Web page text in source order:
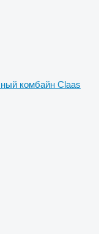
комбайн Claas